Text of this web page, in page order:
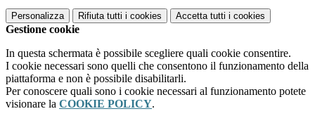
Personalizza Rifiuta tutti i cookies Accetta tutti i cookies
Gestione cookie
In questa schermata è possibile scegliere quali cookie consentire.
I cookie necessari sono quelli che consentono il funzionamento della
piattaforma e non è possibile disabilitarli.
Per conoscere quali sono i cookie necessari al funzionamento potete
visionare la COOKIE POLICY.